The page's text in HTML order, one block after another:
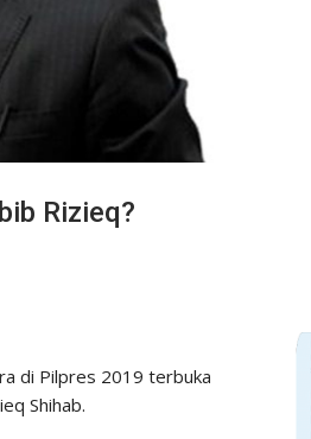
Rizieq?
di Pilpres 2019 terbuka
Shihab.